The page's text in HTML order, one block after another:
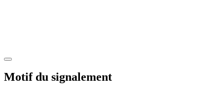
Motif du signalement